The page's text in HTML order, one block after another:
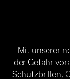
Mit unserer
der Gefahr
Schutzbrillen,